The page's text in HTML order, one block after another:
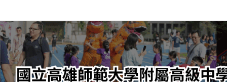
轉
至
主
內